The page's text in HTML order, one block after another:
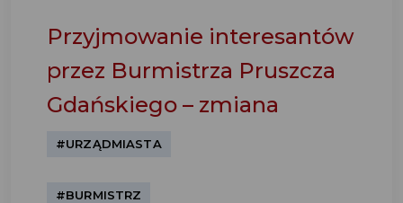
Przyjmowanie interesantów
przez Burmistrza Pruszcza
Gdańskiego – zmiana
#URZĄDMIASTA
#BURMISTRZ